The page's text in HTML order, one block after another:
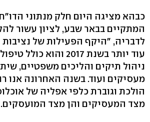
כבהא מציגה היום חלק מנתוני
המתקיים בבאר שבע, לציון עשור
לדבריה, "היקף הפעילות של נציבות
עוד יותר בשנת 2017 והוא
ניהול תיקים והליכים משפטיים,
מעסיקים ועוד. בשנה האחרונה אנו
הולכת וגוברת כלפי אפליה של
מצד המעסיקים והן מצד המועסקים.